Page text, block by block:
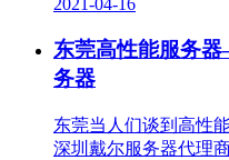
2021-04-16
东莞高性能服务
务器
东莞当人们谈到高性
深圳戴尔服务器代理